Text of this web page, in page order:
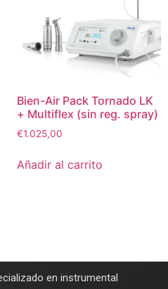
Bien-Air Pack Tornado LK
+ Multiflex (sin reg. spray)
€1.025,00
Añadir al carrito
en instrumental